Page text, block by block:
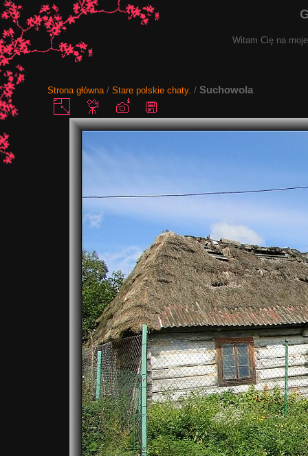
Witam Cię na
Strona główna/ Stare polskie chaty. / Suchowola